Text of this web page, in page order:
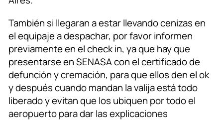
También si llegaran a estar llevando cenizas en
el equipaje a despachar, por favor informen
previamente en el check in, ya que hay que
presentarse en SENASA con el certificado de
defunción y cremación, para que ellos den el ok
y después cuando mandan la valija está todo
liberado y evitan que los ubiquen por todo el
aeropuerto para dar las explicaciones